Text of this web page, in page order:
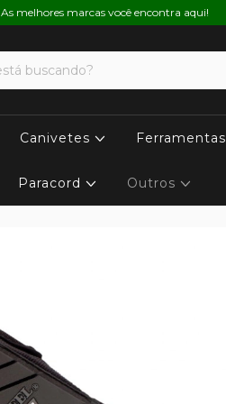
As melhores marcas você encontra aqui!
Canivetes Ferramentas
Paracord Outros